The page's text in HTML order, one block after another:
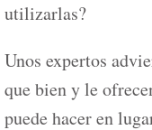
utilizarlas?
Unos expertos
que bien y le
puede hacer en